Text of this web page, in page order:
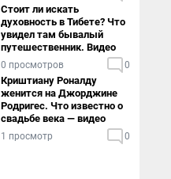
Стоит ли искать
духовность в Тибете? Что
увидел там бывалый
путешественник. Видео
0 просмотров 0
Криштиану Роналду
женится на Джорджине
Родригес. Что известно о
свадьбе века — видео
1 просмотр 0